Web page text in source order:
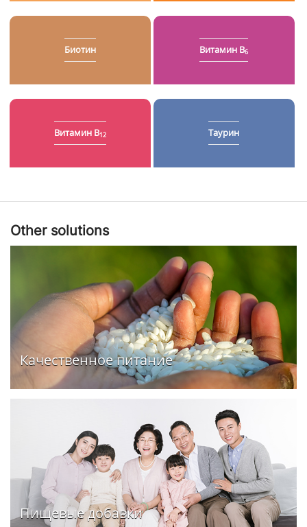
Биотин Витамин B6
Витамин B12 Таурин
Other solutions
Качественное питание
Пищевые добавки